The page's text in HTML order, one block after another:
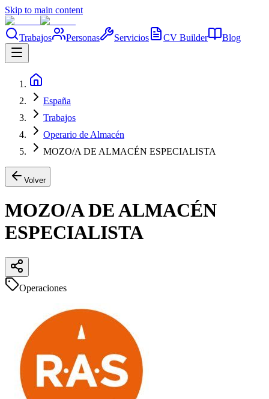
Skip to main content
Trabajos Personas Servicios CV Builder Blog
España
Trabajos
Operario de Almacén
MOZO/A DE ALMACÉN ESPECIALISTA
Volver
MOZO/A DE ALMACÉN
ESPECIALISTA
Operaciones